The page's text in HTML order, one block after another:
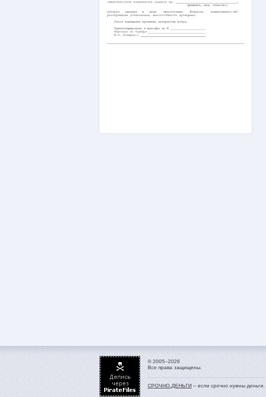
© 2005–2026
Все права защищены.
СРОЧНО.ДЕНЬГИ – если срочно нужны деньги.